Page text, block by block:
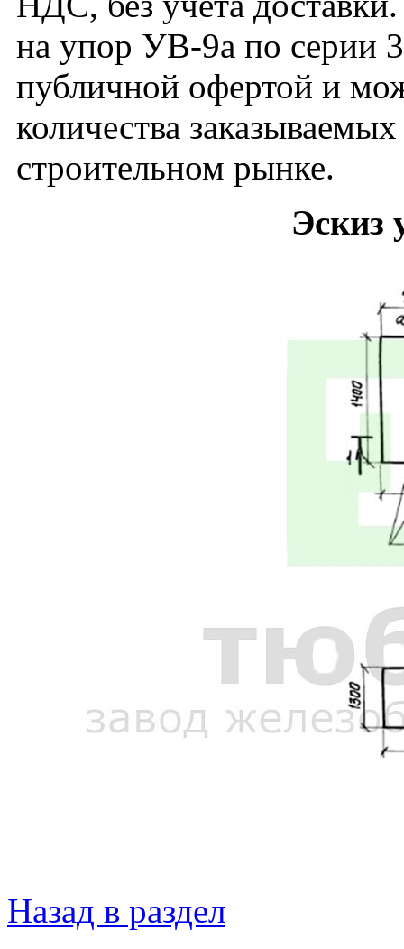
на упор УВ-9а по серии
публичной офертой и
количества
строительном рынке.
Эскиз
Назад в раздел